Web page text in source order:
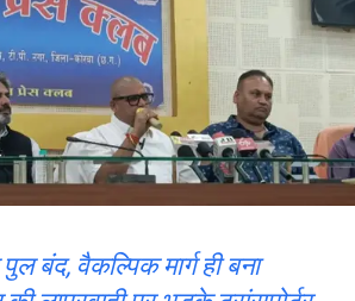
बंद, वैकल्पिक मार्ग ही बना